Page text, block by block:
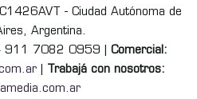
- Ciudad Autónoma de
Argentina.
911 7082 0959 | Comercial:
Trabajá con nosotros: